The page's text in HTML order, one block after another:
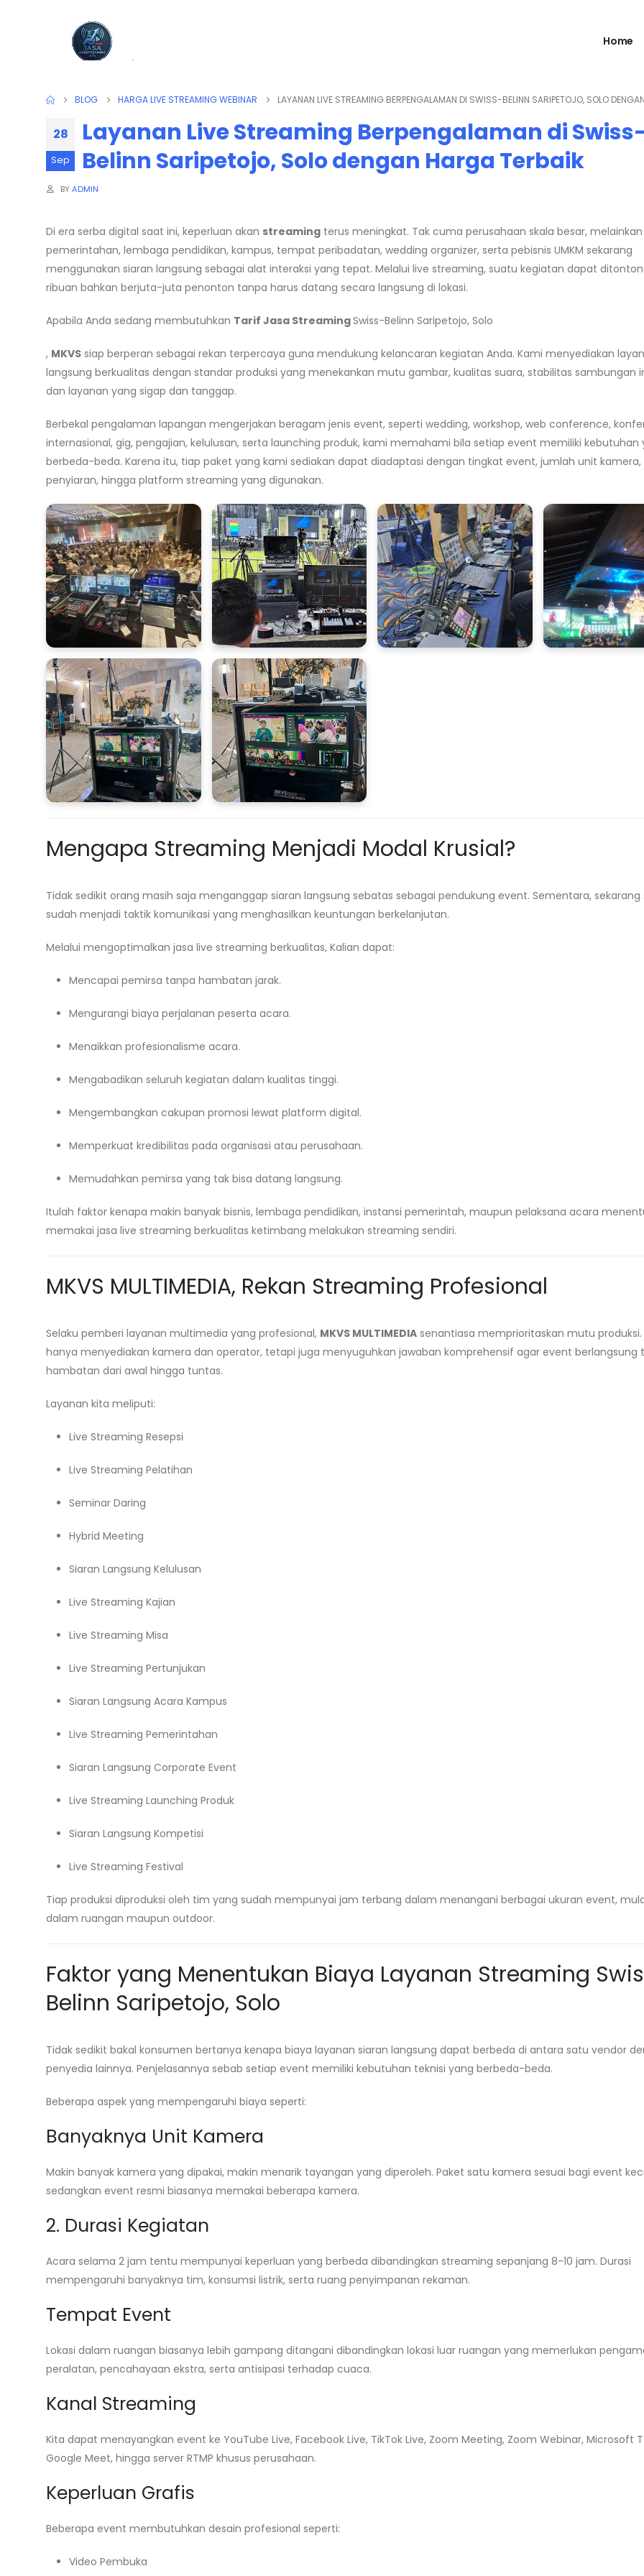
Home
BLOG HARGA LIVE STREAMING WEBINAR LAYANAN LIVE STREAMING BERPENGALAMAN DI SWISS-BELINN SARIPETOJO, SOLO
28
Sep
Layanan Live Streaming Berpengalaman di
Belinn Saripetojo, Solo dengan Harga Terbaik
BYADMIN
Di era serba digital saat ini, keperluan akan streaming terus meningkat. Tak cuma perusahaan skala besar,
pemerintahan, lembaga pendidikan, kampus, tempat peribadatan, wedding organizer, serta pebisnis UMKM sekarang
menggunakan siaran langsung sebagai alat interaksi yang tepat. Melalui live streaming, suatu kegiatan dapat
ribuan bahkan berjuta-juta penonton tanpa harus datang secara langsung di lokasi.
Apabila Anda sedang membutuhkan Tarif Jasa StreamingSwiss-Belinn Saripetojo, Solo
, MKVS siap berperan sebagai rekan terpercaya guna mendukung kelancaran kegiatan Anda. Kami menyediakan
langsung berkualitas dengan standar produksi yang menekankan mutu gambar, kualitas suara, stabilitas sambungan
dan layanan yang sigap dan tanggap.
Berbekal pengalaman lapangan mengerjakan beragam jenis event, seperti wedding, workshop, web conference,
internasional, gig, pengajian, kelulusan, serta launching produk, kami memahami bila setiap event memiliki kebutuhan
berbeda-beda. Karena itu, tiap paket yang kami sediakan dapat diadaptasi dengan tingkat event, jumlah unit
penyiaran, hingga platform streaming yang digunakan.
Mengapa Streaming Menjadi Modal Krusial?
Tidak sedikit orang masih saja menganggap siaran langsung sebatas sebagai pendukung event. Sementara,
sudah menjadi taktik komunikasi yang menghasilkan keuntungan berkelanjutan.
Melalui mengoptimalkan jasa live streaming berkualitas, Kalian dapat:
Mencapai pemirsa tanpa hambatan jarak.
Mengurangi biaya perjalanan peserta acara.
Menaikkan profesionalisme acara.
Mengabadikan seluruh kegiatan dalam kualitas tinggi.
Mengembangkan cakupan promosi lewat platform digital.
Memperkuat kredibilitas pada organisasi atau perusahaan.
Memudahkan pemirsa yang tak bisa datang langsung.
Itulah faktor kenapa makin banyak bisnis, lembaga pendidikan, instansi pemerintah, maupun pelaksana acara
memakai jasa live streaming berkualitas ketimbang melakukan streaming sendiri.
MKVS MULTIMEDIA, Rekan Streaming Profesional
Selaku pemberi layanan multimedia yang profesional, MKVS MULTIMEDIA senantiasa memprioritaskan mutu produksi.
hanya menyediakan kamera dan operator, tetapi juga menyuguhkan jawaban komprehensif agar event berlangsung
hambatan dari awal hingga tuntas.
Layanan kita meliputi:
Live Streaming Resepsi
Live Streaming Pelatihan
Seminar Daring
Hybrid Meeting
Siaran Langsung Kelulusan
Live Streaming Kajian
Live Streaming Misa
Live Streaming Pertunjukan
Siaran Langsung Acara Kampus
Live Streaming Pemerintahan
Siaran Langsung Corporate Event
Live Streaming Launching Produk
Siaran Langsung Kompetisi
Live Streaming Festival
Tiap produksi diproduksi oleh tim yang sudah mempunyai jam terbang dalam menangani berbagai ukuran event,
dalam ruangan maupun outdoor.
Faktor yang Menentukan Biaya Layanan Streaming
Belinn Saripetojo, Solo
Tidak sedikit bakal konsumen bertanya kenapa biaya layanan siaran langsung dapat berbeda di antara satu vendor
penyedia lainnya. Penjelasannya sebab setiap event memiliki kebutuhan teknisi yang berbeda-beda.
Beberapa aspek yang mempengaruhi biaya seperti:
Banyaknya Unit Kamera
Makin banyak kamera yang dipakai, makin menarik tayangan yang diperoleh. Paket satu kamera sesuai bagi event
sedangkan event resmi biasanya memakai beberapa kamera.
2. Durasi Kegiatan
Acara selama 2 jam tentu mempunyai keperluan yang berbeda dibandingkan streaming sepanjang 8-10 jam. Durasi
mempengaruhi banyaknya tim, konsumsi listrik, serta ruang penyimpanan rekaman.
Tempat Event
Lokasi dalam ruangan biasanya lebih gampang ditangani dibandingkan lokasi luar ruangan yang memerlukan
peralatan, pencahayaan ekstra, serta antisipasi terhadap cuaca.
Kanal Streaming
Kita dapat menayangkan event ke YouTube Live, Facebook Live, TikTok Live, Zoom Meeting, Zoom Webinar, Microsoft
Google Meet, hingga server RTMP khusus perusahaan.
Keperluan Grafis
Beberapa event membutuhkan desain profesional seperti:
Video Pembuka